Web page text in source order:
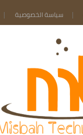
سياسة الخصوصية